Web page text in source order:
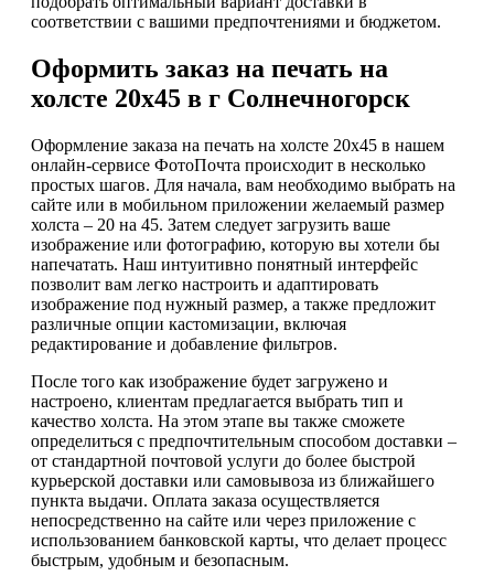
соответствии с вашими предпочтениями и бюджетом.
Оформить заказ на печать на
холсте 20х45 в г Солнечногорск
Оформление заказа на печать на холсте 20х45 в нашем
онлайн-сервисе ФотоПочта происходит в несколько
простых шагов. Для начала, вам необходимо выбрать на
сайте или в мобильном приложении желаемый размер
холста – 20 на 45. Затем следует загрузить ваше
изображение или фотографию, которую вы хотели бы
напечатать. Наш интуитивно понятный интерфейс
позволит вам легко настроить и адаптировать
изображение под нужный размер, а также предложит
различные опции кастомизации, включая
редактирование и добавление фильтров.
После того как изображение будет загружено и
настроено, клиентам предлагается выбрать тип и
качество холста. На этом этапе вы также сможете
определиться с предпочтительным способом доставки –
от стандартной почтовой услуги до более быстрой
курьерской доставки или самовывоза из ближайшего
пункта выдачи. Оплата заказа осуществляется
непосредственно на сайте или через приложение с
использованием банковской карты, что делает процесс
быстрым, удобным и безопасным.